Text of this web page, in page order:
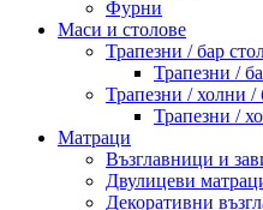
Фурни
Маси и столове
Трапезни / бар
Трапезни /
Трапезни / холни /
Трапезни /
Матраци
Възглавници и
Двулицеви
Декоративни